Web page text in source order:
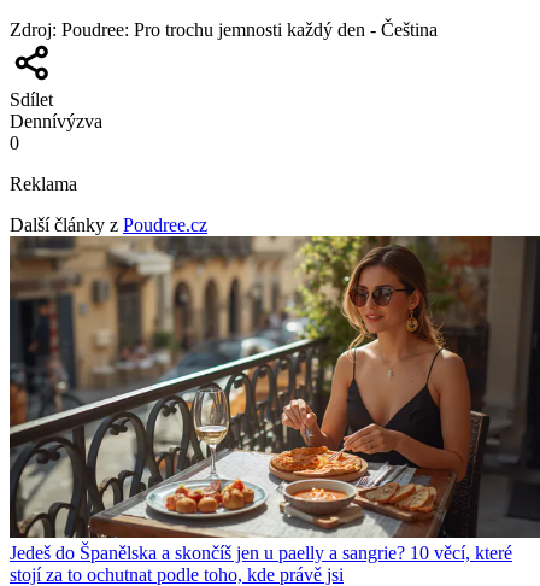
Zdroj: Poudree: Pro trochu jemnosti každý den - Čeština
Sdílet
Dennívýzva
0
Reklama
Další články z Poudree.cz
Jedeš do Španělska a skončíš jen u paelly a sangrie? 10 věcí, které
stojí za to ochutnat podle toho, kde právě jsi